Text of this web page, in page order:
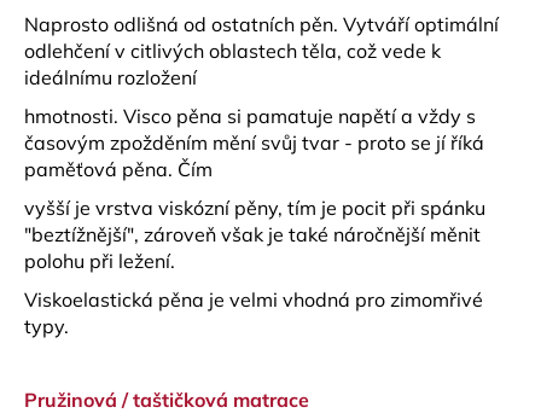
Naprosto odlišná od ostatních pěn. Vytváří optimální
odlehčení v citlivých oblastech těla, což vede k
ideálnímu rozložení
hmotnosti. Visco pěna si pamatuje napětí a vždy s
časovým zpožděním mění svůj tvar - proto se jí říká
paměťová pěna. Čím
vyšší je vrstva viskózní pěny, tím je pocit při spánku
"beztížnější", zároveň však je také náročnější měnit
polohu při ležení.
Viskoelastická pěna je velmi vhodná pro zimomřivé
typy.
Pružinová / taštičková matrace